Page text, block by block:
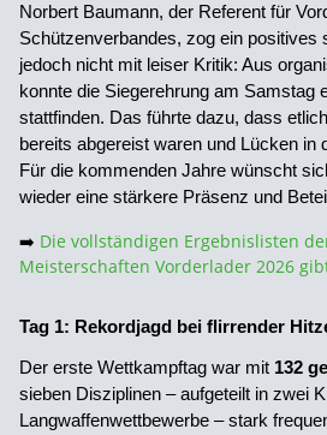
Norbert Baumann, der Referent für
Schützenverbandes, zog ein positives
jedoch nicht mit leiser Kritik: Aus
konnte die Siegerehrung am Samstag
stattfinden. Das führte dazu, dass
bereits abgereist waren und Lücken in
Für die kommenden Jahre wünscht
wieder eine stärkere Präsenz und
➡️ Die vollständigen Ergebnislisten
Meisterschaften Vorderlader 2026
Tag 1: Rekordjagd bei flirrender
Der erste Wettkampftag war mit 132
sieben Disziplinen – aufgeteilt in zwei
Langwaffenwettbewerbe – stark